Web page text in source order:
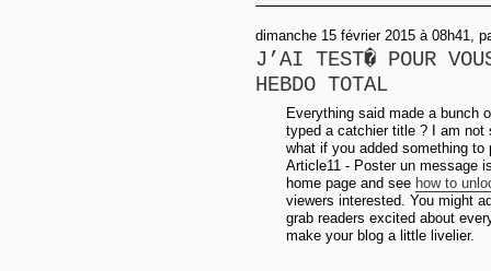
dimanche 15 février 2015 à 08h41,
J’AI TEST� POUR
HEBDO TOTAL
Everything said made a bunch
typed a catchier title ? I am not
what if you added something to
Article11 - Poster un message
home page and see how to
viewers interested. You might
grab readers excited about
make your blog a little livelier.